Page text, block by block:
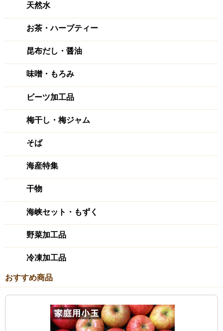
天然水
お茶・ハーブティー
昆布だし・醤油
味噌・もろみ
ビーツ加工品
梅干し・梅ジャム
そば
海産特集
干物
海峡セット・もずく
野菜加工品
冷凍加工品
おすすめ商品